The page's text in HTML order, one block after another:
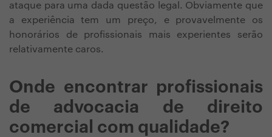
ataque para uma dada questão legal. Obviamente que
a experiência tem um preço, e provavelmente os
honorários de profissionais mais experientes serão
relativamente caros.
Onde encontrar profissionais
de advocacia de direito
comercial com qualidade?